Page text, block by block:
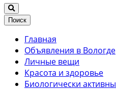
Поиск
Главная
Объявления в Вологде
Личные вещи
Красота и здоровье
Биологически